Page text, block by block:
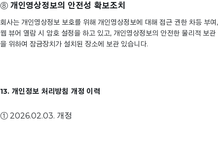
⑧ 개인영상정보의 안전성 확보조치
회사는 개인영상정보 보호를 위해 개인영상정보에 대해 접근 권한 차등 부여,
웹 뷰어 열람 시 암호 설정을 하고 있고, 개인영상정보의 안전한 물리적 보관
을 위하여 잠금장치가 설치된 장소에 보관 있습니다.
13. 개인정보 처리방침 개정 이력
① 2026.02.03. 개정